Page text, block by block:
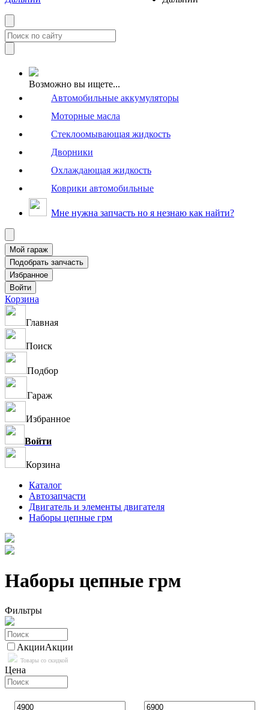
Возможно вы ищете...
Автомобильные аккумуляторы
Моторные масла
Стеклоомывающая жидкость
Дворники
Охлаждающая жидкость
Коврики автомобильные
Мне нужна запчасть но я незнаю как найти?
Корзина
Главная
Поиск
Подбор
Гараж
Избранное
Войти
Корзина
Каталог
Автозапчасти
Двигатель и элементы двигателя
Наборы цепные грм
Наборы цепные грм
Фильтры
АкцииАкции
Товары со скидкой
Цена